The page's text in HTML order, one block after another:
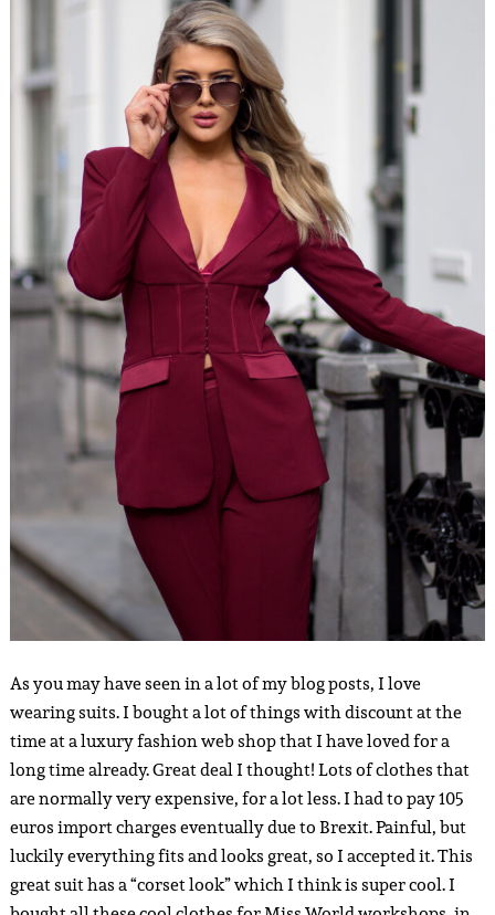
As you may have seen in a lot of my blog posts, I love
wearing suits. I bought a lot of things with discount at the
time at a luxury fashion web shop that I have loved for a
long time already. Great deal I thought! Lots of clothes that
are normally very expensive, for a lot less. I had to pay 105
euros import charges eventually due to Brexit. Painful, but
luckily everything fits and looks great, so I accepted it. This
great suit has a “corset look” which I think is super cool. I